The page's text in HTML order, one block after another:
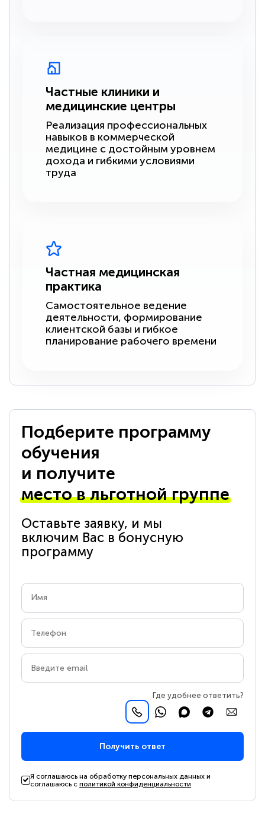
Частные клиники и
медицинские центры
Реализация профессиональных
навыков в коммерческой
медицине с достойным уровнем
дохода и гибкими условиями
труда
Частная медицинская
практика
Самостоятельное ведение
деятельности, формирование
клиентской базы и гибкое
планирование рабочего времени
Подберите программу
обучения
и получите
место в льготной группе
Оставьте заявку, и мы
включим Вас в бонусную
программу
Где удобнее ответить?
Получить ответ
Я соглашаюсь на обработку персональных данных и
соглашаюсь сполитикой конфиденциальности